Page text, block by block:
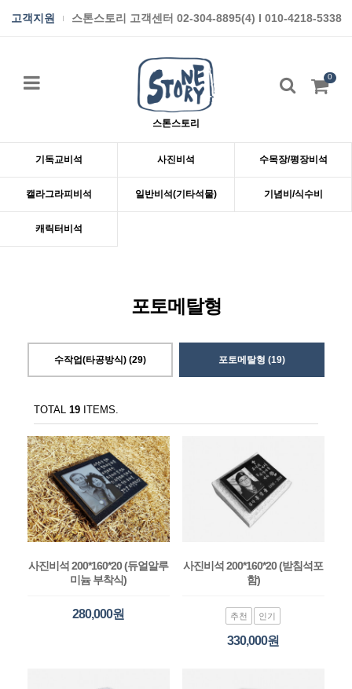
고객지원 스톤스토리 고객센터 02-304-8895(4) I 010-4218-5338
스톤스토리
0
기독교비석 사진비석 수목장/평장비석
캘라그라피비석 일반비석(기타석물) 기념비/식수비
캐릭터비석
포토메탈형
수작업(타공방식) (29) 포토메탈형 (19)
TOTAL 19ITEMS.
사진비석 200*160*20 (듀얼알루
미늄 부착식)
280,000원
사진비석 200*160*20 (받침석포
함)
추천 인기
330,000원